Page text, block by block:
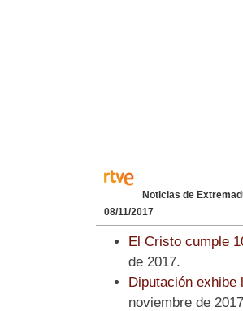
Noticias de
08/11/2017
El Cristo cumple
de 2017.
Diputación exhibe
noviembre de